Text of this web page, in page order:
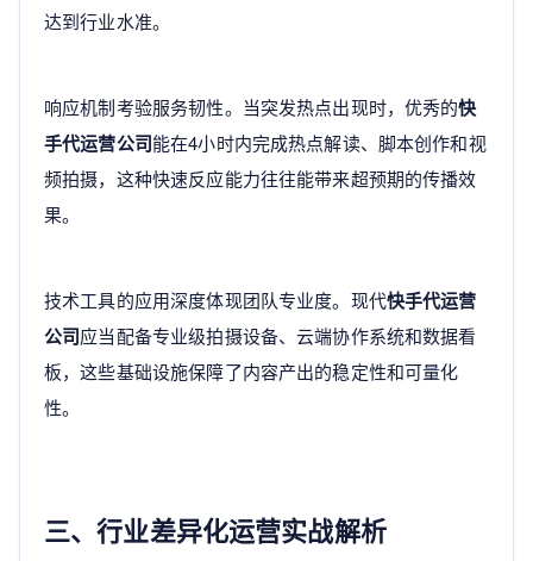
达到行业水准。
响应机制考验服务韧性。当突发热点出现时，优秀的快
手代运营公司能在4小时内完成热点解读、脚本创作和视
频拍摄，这种快速反应能力往往能带来超预期的传播效
果。
技术工具的应用深度体现团队专业度。现代快手代运营
公司应当配备专业级拍摄设备、云端协作系统和数据看
板，这些基础设施保障了内容产出的稳定性和可量化
性。
三、行业差异化运营实战解析